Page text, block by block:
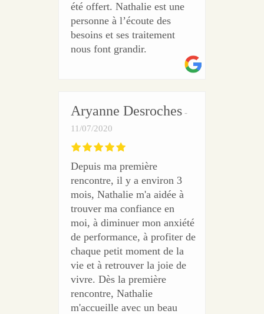
été offert. Nathalie est une
personne à l’écoute des
besoins et ses traitement
nous font grandir.
Aryanne Desroches
11/07/2020
Depuis ma première
rencontre, il y a environ 3
mois, Nathalie m'a aidée à
trouver ma confiance en
moi, à diminuer mon anxiété
de performance, à profiter de
chaque petit moment de la
vie et à retrouver la joie de
vivre. Dès la première
rencontre, Nathalie
m'accueille avec un beau